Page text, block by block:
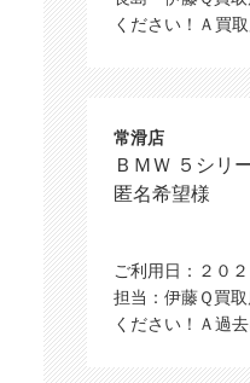
ください！Ａ買
常滑店
ＢＭＷ ５シリ
匿名希望様
ご利用日：２０
担当：伊藤Ｑ買
ください！Ａ過